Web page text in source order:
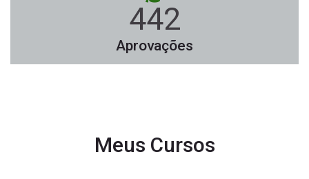
925
Aprovações
Meus Cursos